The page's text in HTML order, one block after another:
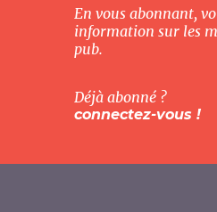
En vous abonnant,
information sur les
pub.
Déjà abonné ?
connectez-vous !